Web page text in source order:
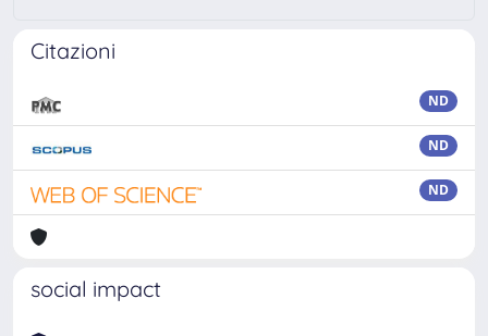
Citazioni
ND
ND
ND
social impact